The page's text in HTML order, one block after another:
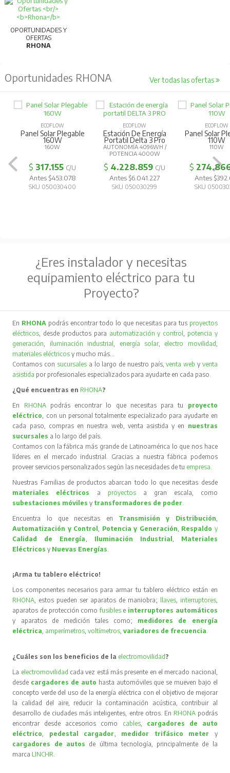
OPORTUNIDADES Y
OFERTAS
RHONA
Oportunidades RHONA Ver todas las ofertas
ECOFLOW
Panel Solar Plegable
160W
160W
$ 317.155 C/U
Antes $453.078
SKU 050030400
ECOFLOW
Estación De Energía
Portatil Delta 3 Pro
AUTONOMÍA 4096WH /
POTENCIA 4000W
$ 4.228.859 C/U
Antes $6.041.227
SKU 050030299
ECOFLOW
Panel Solar
110W
110W
$
Antes
SKU
¿Eres instalador y necesitas
equipamiento eléctrico para tu
Proyecto?
En RHONA podrás encontrar todo lo que necesitas para tus proyectos
eléctricos, desde productos para automatización y control, potencia y
generación, iluminación industrial, energía solar, electro movilidad,
materiales eléctricos y mucho más…
Contamos con sucursales a lo largo de nuestro país,venta web y venta
asistida por profesionales especializados para ayudarte en cada paso.
¿Qué encuentras en RHONA?
En RHONA podrás encontrar lo que necesitas para tu proyecto
eléctrico, con un personal totalmente especializado para ayudarte en
cada paso, compras en nuestra web, venta asistida y en nuestras
sucursales a lo largo del país.
Contamos con la fábrica más grande de Latinoamérica lo que nos hace
líderes en el mercado industrial. Gracias a nuestra fábrica podemos
proveer servicios personalizados según las necesidades de tu empresa.
Nuestras Familias de productos abarcan todo lo que necesitas desde
materiales eléctricos
a proyectos
a gran escala, como
subestaciones móvilesy transformadores de poder.
Encuentra lo que necesitas en Transmisión y Distribución,
Automatización y Control, Potencia y Generación, Respaldo y
Calidad de Energía, Iluminación Industrial , Materiales
Eléctricos y Nuevas Energías.
¡Arma tu tablero eléctrico!
Los componentes necesarios para armar tu tablero eléctrico están en
RHONA, estos pueden ser aparatos de maniobra; llaves, interruptores,
aparatos de protección comofusibles e interruptores automáticos
y aparatos de medición tales como; medidores de energía
eléctrica, amperímetros,voltímetros,variadores de frecuencia.
¿Cuáles son los beneficios de la electromovilidad ?
La electromovilidad cada vez está más presente en el mercado nacional,
desde cargadores de auto hasta automóviles que se mueven bajo el
concepto verde del uso de la energía eléctrica con el objetivo de mejorar
la calidad del aire, reducir la contaminación acústica, contribuir al
desarrollo de ciudades más inteligentes, entre otros. En RHONA podrás
encontrar desde accesorios como cables, cargadores de auto
eléctrico, pedestal cargador, medidor trifásico meter
y
cargadores de autos de última tecnología, principalmente de la
marca LINCHR.